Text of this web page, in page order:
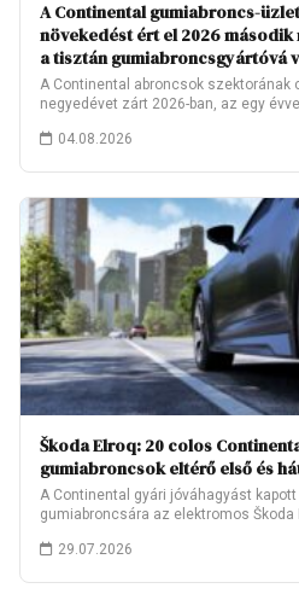
A Continental gumiabroncs-
növekedést ért el 2026
a tisztán gumiabroncsgyártóvá
A Continental abroncsok szektorának
negyedévet zárt 2026-ban, az egy
04.08.2026
Škoda Elroq: 20 colos
gumiabroncsok eltérő első és
A Continental gyári jóváhagyást
gumiabroncsára az elektromos
29.07.2026